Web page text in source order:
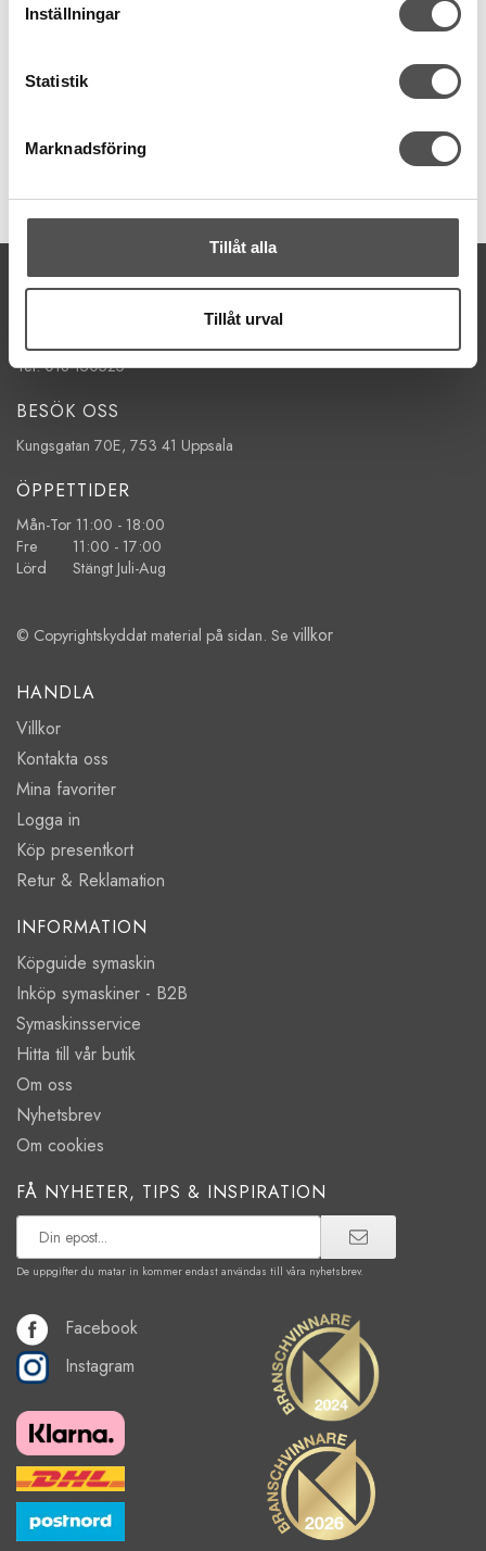
Inställningar
Statistik
Marknadsföring
Tillåt alla
Tillåt urval
Gütermann rPET sytråd 365 julröd
100m
KÖP
KONTAKTA OSS
Tel. 018-150525
BESÖK OSS
Kungsgatan 70E, 753 41 Uppsala
ÖPPETTIDER
Mån-Tor 11:00 - 18:00
Fre 11:00 - 17:00
Lörd Stängt Juli-Aug
© Copyrightskyddat material på sidan. Se villkor
HANDLA
Villkor
Kontakta oss
Mina favoriter
Logga in
Köp presentkort
Retur & Reklamation
INFORMATION
Köpguide symaskin
Inköp symaskiner - B2B
Symaskinsservice
Hitta till vår butik
Om oss
Nyhetsbrev
Om cookies
FÅ NYHETER, TIPS & INSPIRATION
De uppgifter du matar in kommer endast användas till våra nyhetsbrev.
Facebook
Instagram